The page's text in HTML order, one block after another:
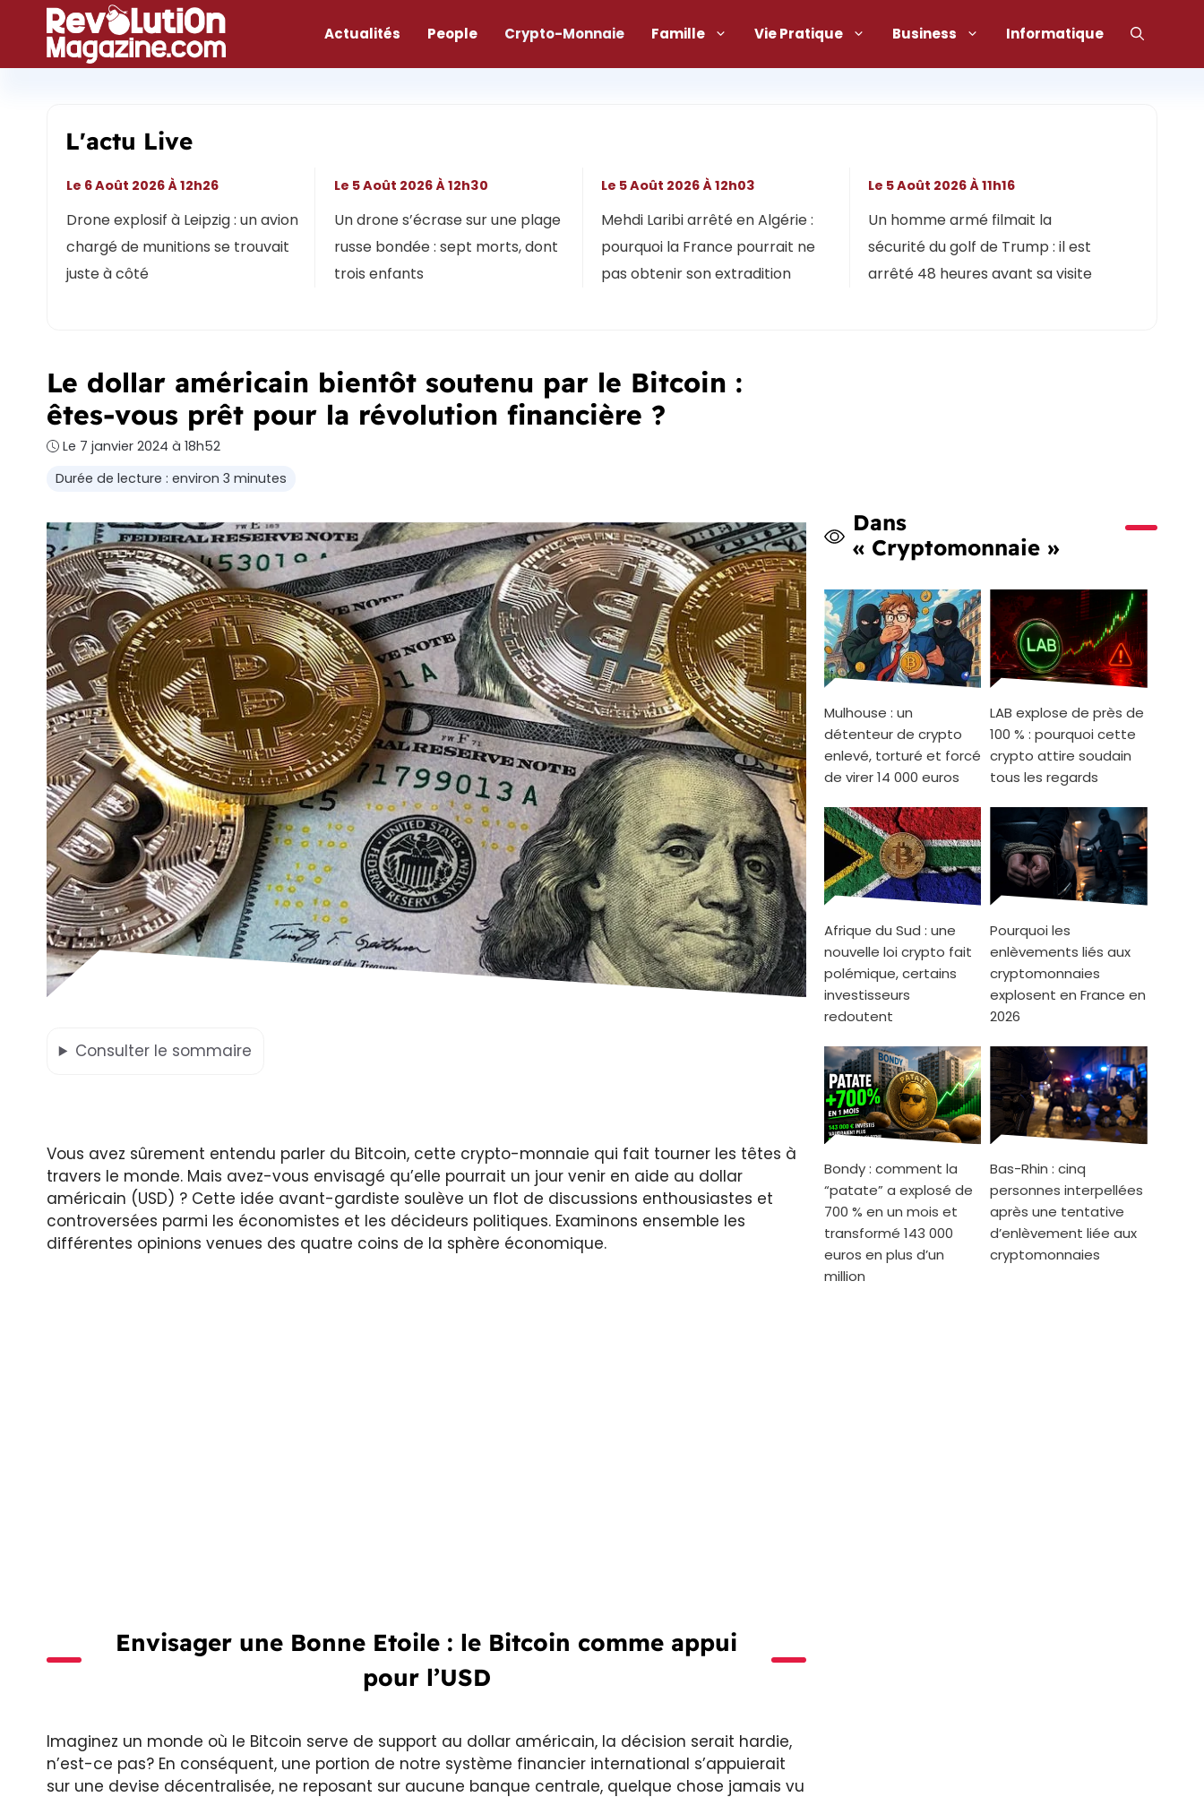
contenu
Actualités People Crypto-Monnaie Famille Vie Pratique Business Informatique
L'actu Live
Drone explosif à Leipzig : un avion
chargé de munitions se trouvait
juste à côté
Le 6 Août 2026 À 12h26
Un drone s’écrase sur une plage
russe bondée : sept morts, dont
trois enfants
Le 5 Août 2026 À 12h30
Mehdi Laribi arrêté en Algérie :
pourquoi la France pourrait ne
pas obtenir son extradition
Le 5 Août 2026 À 12h03
Un homme armé filmait la
sécurité du golf de Trump : il est
arrêté 48 heures avant sa visite
Le 5 Août 2026 À 11h16
Le dollar américain bientôt soutenu par le Bitcoin :
êtes-vous prêt pour la révolution financière ?
Le 7 janvier 2024 à 18h52
Durée de lecture : environ 3 minutes
Consulter le sommaire
Vous avez sûrement entendu parler du Bitcoin, cette crypto-monnaie qui fait tourner les têtes à
travers le monde. Mais avez-vous envisagé qu’elle pourrait un jour venir en aide au dollar
américain (USD) ? Cette idée avant-gardiste soulève un flot de discussions enthousiastes et
controversées parmi les économistes et les décideurs politiques. Examinons ensemble les
différentes opinions venues des quatre coins de la sphère économique.
Envisager une Bonne Etoile : le Bitcoin comme appui
pour l’USD
Imaginez un monde où le Bitcoin serve de support au dollar américain, la décision serait hardie,
n’est-ce pas? En conséquent, une portion de notre système financier international s’appuierait
sur une devise décentralisée, ne reposant sur aucune banque centrale, quelque chose jamais vu
Dans
« Cryptomonnaie »
Mulhouse : un
détenteur de crypto
enlevé, torturé et forcé
de virer 14 000 euros
LAB explose de près de
100 % : pourquoi cette
crypto attire soudain
tous les regards
Afrique du Sud : une
nouvelle loi crypto fait
polémique, certains
investisseurs
redoutent
Pourquoi les
enlèvements liés aux
cryptomonnaies
explosent en France en
2026
Bondy : comment la
“patate” a explosé de
700 % en un mois et
transformé 143 000
euros en plus d’un
million
Bas-Rhin : cinq
personnes interpellées
après une tentative
d’enlèvement liée aux
cryptomonnaies